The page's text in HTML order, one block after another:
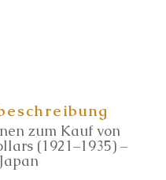
zum Kauf von
(1921–1935) –